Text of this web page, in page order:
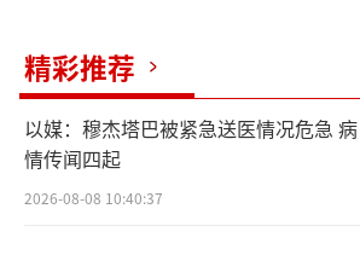
精彩推荐
以媒：穆杰塔巴被紧急送医情况危急 病
情传闻四起
2026-08-08 10:40:37